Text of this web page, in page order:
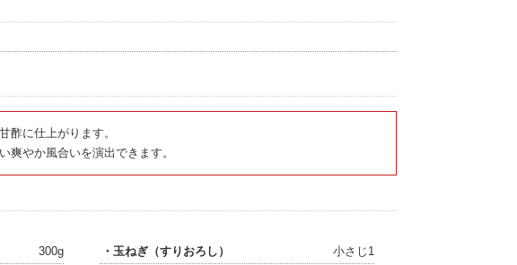
酢に仕上がります。
爽やか風合いを演出できます。
300g
・玉ねぎ（すりおろし）
小さじ1